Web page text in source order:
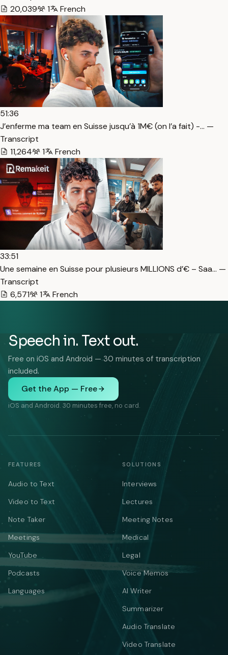
20,039
1 French
51:36
J’enferme ma team en Suisse jusqu’à 1M€ (on l’a fait) -… —
Transcript
11,264
1 French
33:51
Une semaine en Suisse pour plusieurs MILLIONS d’€ – Saa… —
Transcript
6,571
1 French
Speech in. Text out.
Free on iOS and Android — 30 minutes of transcription
included.
Get the App — Free
iOS and Android. 30 minutes free, no card.
FEATURES
Audio to Text
Video to Text
Note Taker
Meetings
YouTube
Podcasts
Languages
SOLUTIONS
Interviews
Lectures
Meeting Notes
Medical
Legal
Voice Memos
AI Writer
Summarizer
Audio Translate
Video Translate